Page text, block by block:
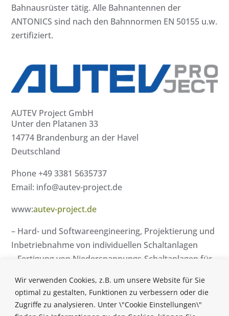
Wir verwenden Cookies, z.B. um unsere Website für Sie
optimal zu gestalten, Funktionen zu verbessern oder die
Zugriffe zu analysieren. Unter \"Cookie Einstellungen\"
Bahnausrüster tätig. Alle Bahnantennen der
ANTONICS sind nach den Bahnnormen EN 50155 u.w.
zertifiziert.
AUTEV Project GmbH
Unter den Platanen 33
14774 Brandenburg an der Havel
Deutschland
Phone +49 3381 5635737
Email: info@autev-project.de
www:autev-project.de
– Hard- und Softwareengineering, Projektierung und
Inbetriebnahme von individuellen Schaltanlagen
– Fertigung von Niederspannungs-Schaltanlagen für
Bahntechnik, Gebäude- und Energietechnik nach den
jeweils gültigen Normen